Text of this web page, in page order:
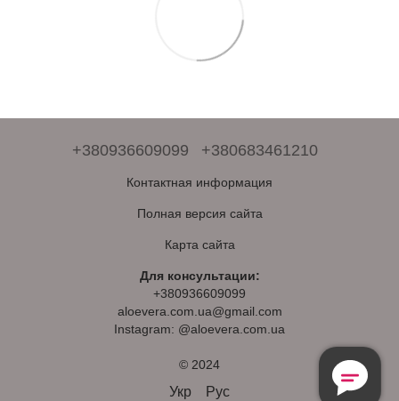
+380936609099 +380683461210
Контактная информация
Полная версия сайта
Карта сайта
Для консультации:
+380936609099
aloevera.com.ua@gmail.com
Instagram: @aloevera.com.ua
© 2024
Укр Рус
Безкоштовна
Консультація